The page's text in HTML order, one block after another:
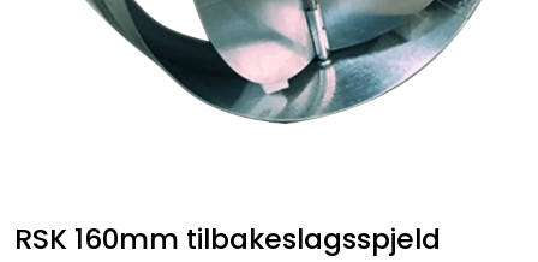
RSK 160mm tilbakeslagsspjeld